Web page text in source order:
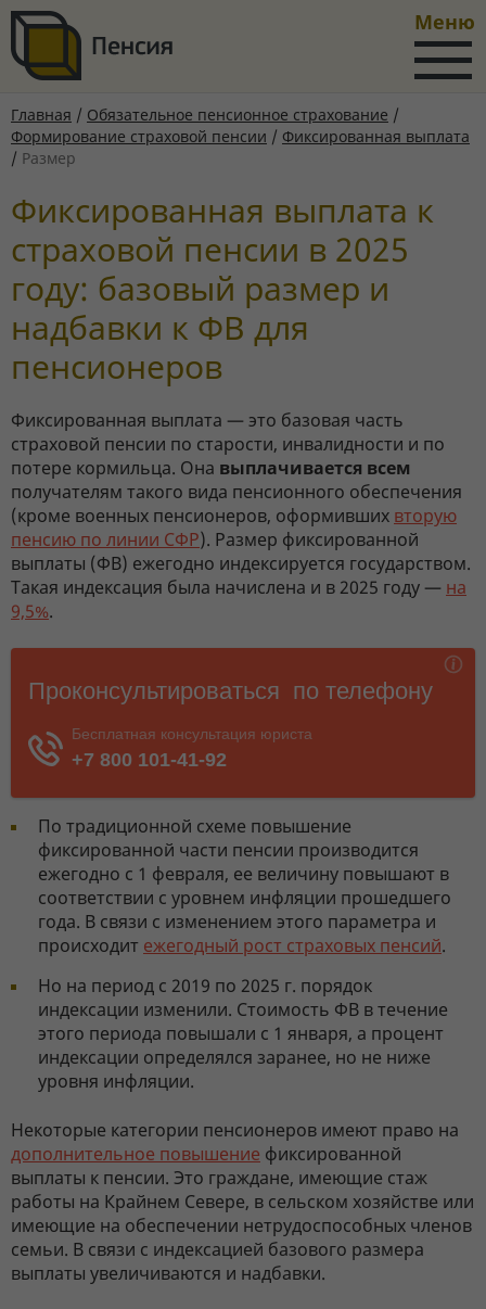
Меню
Главная / Обязательное пенсионное страхование /
Формирование страховой пенсии / Фиксированная выплата
/ Размер
Фиксированная выплата к
страховой пенсии в 2025
году: базовый размер и
надбавки к ФВ для
пенсионеров
Фиксированная выплата — это базовая часть
страховой пенсии по старости, инвалидности и по
потере кормильца. Она выплачивается всем
получателям такого вида пенсионного обеспечения
(кроме военных пенсионеров, оформивших вторую
пенсию по линии CФР). Размер фиксированной
выплаты (ФВ) ежегодно индексируется государством.
Такая индексация была начислена и в 2025 году — на
9,5%.
По традиционной схеме повышение
фиксированной части пенсии производится
ежегодно с 1 февраля, ее величину повышают в
соответствии с уровнем инфляции прошедшего
года. В связи с изменением этого параметра и
происходит ежегодный рост страховых пенсий.
Но на период с 2019 по 2025 г. порядок
индексации изменили. Стоимость ФВ в течение
этого периода повышали с 1 января, а процент
индексации определялся заранее, но не ниже
уровня инфляции.
Некоторые категории пенсионеров имеют право на
дополнительное повышение фиксированной
выплаты к пенсии. Это граждане, имеющие стаж
работы на Крайнем Севере, в сельском хозяйстве или
имеющие на обеспечении нетрудоспособных членов
семьи. В связи с индексацией базового размера
выплаты увеличиваются и надбавки.